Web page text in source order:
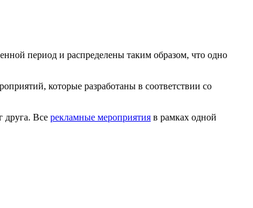
период и распределены таким образом, что одно
которые разработаны в соответствии со
друга. Все рекламные мероприятия в рамках одной